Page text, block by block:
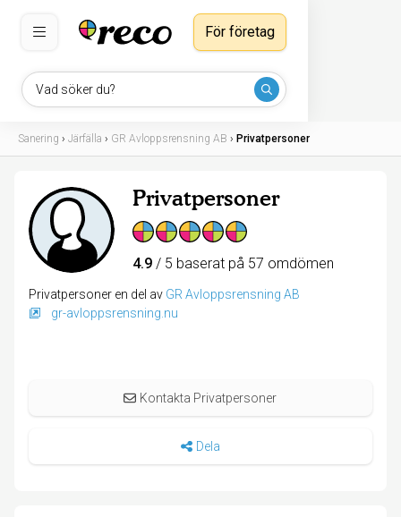
Vad söker du?
För företag
Sanering › Järfälla › GR Avloppsrensning AB › Privatpersoner
Privatpersoner
4.9 / 5 baserat på 57 omdömen
Privatpersoner en del av GR Avloppsrensning AB
gr-avloppsrensning.nu
Kontakta Privatpersoner
Dela